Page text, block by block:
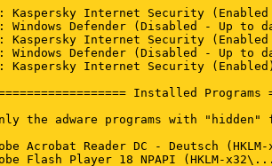
x32: [
x32: [
x32: [
Internet
an item is included in the fixlist,
Kaspersky Internet Security (Enabled
Windows Defender (Disabled - Up to
Kaspersky Internet Security (Enabled -
Windows Defender (Disabled - Up to
Kaspersky Internet Security (Enabled)
Installed Programs
the adware programs with
Acrobat Reader DC - Deutsch
Flash Player 18 NPAPI (HKLM-